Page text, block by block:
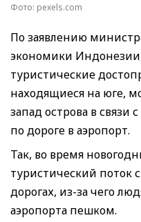
Фото: pexels.com
По заявлению
экономики
туристические
находящиеся на юге,
запад острова в
по дороге в аэропорт.
Так, во время
туристический поток
дорогах, из-за чего
аэропорта пешком.